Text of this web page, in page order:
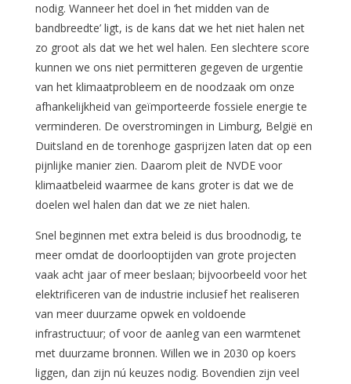
nodig. Wanneer het doel in ‘het midden van de
bandbreedte’ ligt, is de kans dat we het niet halen net
zo groot als dat we het wel halen. Een slechtere score
kunnen we ons niet permitteren gegeven de urgentie
van het klimaatprobleem en de noodzaak om onze
afhankelijkheid van geïmporteerde fossiele energie te
verminderen. De overstromingen in Limburg, België en
Duitsland en de torenhoge gasprijzen laten dat op een
pijnlijke manier zien. Daarom pleit de NVDE voor
klimaatbeleid waarmee de kans groter is dat we de
doelen wel halen dan dat we ze niet halen.
Snel beginnen met extra beleid is dus broodnodig, te
meer omdat de doorlooptijden van grote projecten
vaak acht jaar of meer beslaan; bijvoorbeeld voor het
elektrificeren van de industrie inclusief het realiseren
van meer duurzame opwek en voldoende
infrastructuur; of voor de aanleg van een warmtenet
met duurzame bronnen. Willen we in 2030 op koers
liggen, dan zijn nú keuzes nodig. Bovendien zijn veel